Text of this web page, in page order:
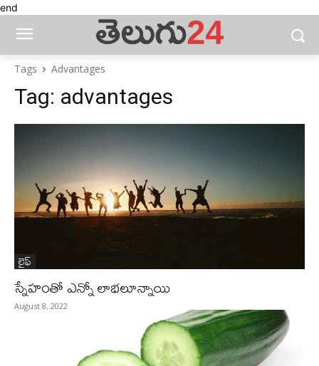
end
Tags Advantages
Tag: advantages
లైఫ్‌
స్నేహంతో ఎన్నో లాభలూన్నాయి
August 8, 2022